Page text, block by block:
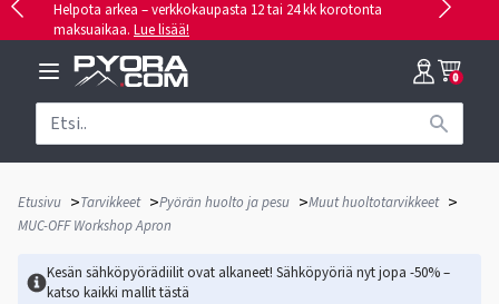
Helpota arkea – verkkokaupasta 12 tai 24 kk korotonta
maksuaikaa. Lue lisää!
0
Etusivu >Tarvikkeet >Pyörän huolto ja pesu >Muut huoltotarvikkeet >
MUC-OFF Workshop Apron
Kesän sähköpyörädiilit ovat alkaneet! Sähköpyöriä nyt jopa -50% –
katso kaikki mallittästä